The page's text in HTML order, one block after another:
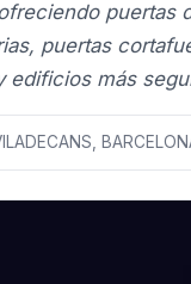
puertas
puertas
edificios más